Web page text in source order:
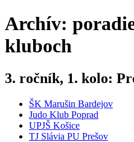
Archív:
kluboch
3. ročník, 1. kolo:
ŠK Marušin Bardejov
Judo Klub Poprad
UPJŠ Košice
TJ Slávia PU Prešov